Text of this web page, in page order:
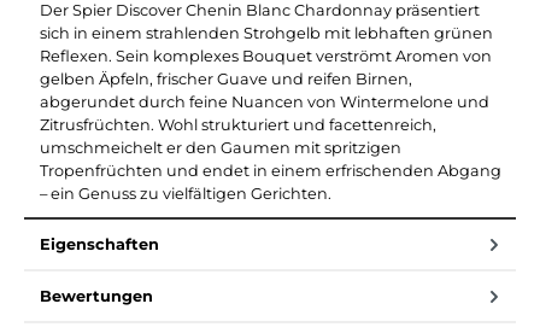
Der Spier Discover Chenin Blanc Chardonnay präsentiert
sich in einem strahlenden Strohgelb mit lebhaften grünen
Reflexen. Sein komplexes Bouquet verströmt Aromen von
gelben Äpfeln, frischer Guave und reifen Birnen,
abgerundet durch feine Nuancen von Wintermelone und
Zitrusfrüchten. Wohl strukturiert und facettenreich,
umschmeichelt er den Gaumen mit spritzigen
Tropenfrüchten und endet in einem erfrischenden Abgang
– ein Genuss zu vielfältigen Gerichten.
Eigenschaften
Bewertungen